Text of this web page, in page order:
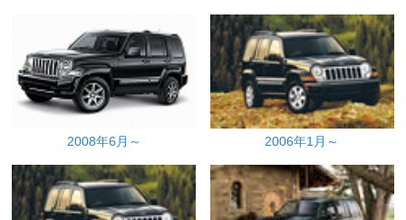
2008年6月～ 2006年1月～